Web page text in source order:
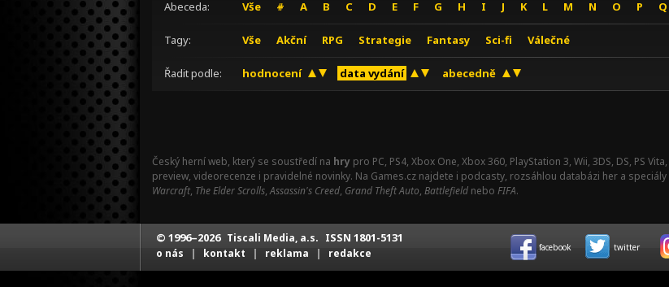
Abeceda: Vše # A B C D E F G H I J K L M N O P Q
Tagy: Vše Akční RPG Strategie Fantasy Sci-fi Válečné
Řadit podle: hodnocení data vydání abecedně
Český herní web, který se soustředí na hry pro PC, PS4, Xbox One, Xbox 360, PlayStation 3, Wii, 3DS, DS, PS
preview, videorecenze i pravidelné novinky. Na Games.cz najdete i podcasty, rozsáhlou databázi her a
Warcraft, The Elder Scrolls,Assassin's Creed, Grand Theft Auto, Battlefield nebo FIFA.
© 1996–2026 Tiscali Media, a.s. ISSN 1801-5131
o nás | kontakt | reklama | redakce facebook twitter